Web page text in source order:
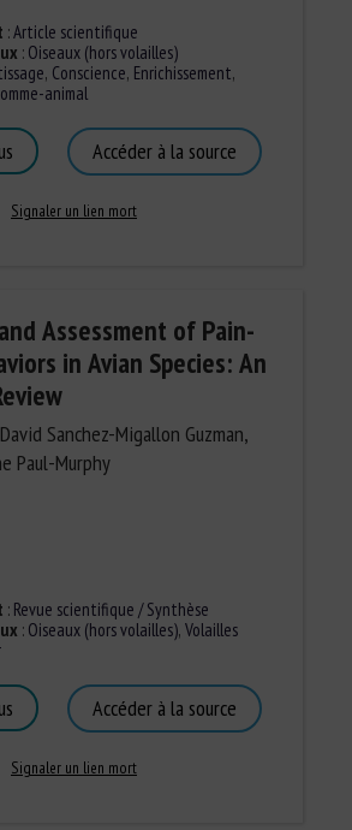
:Article scientifique
: Oiseaux (hors volailles)
, Conscience, Enrichissement,
animal
Accéder à la source
Signaler un lien mort
Assessment of Pain-
in Avian Species: An
Sanchez-Migallon Guzman,
Paul-Murphy
: Revue scientifique / Synthèse
: Oiseaux (hors volailles), Volailles
Accéder à la source
Signaler un lien mort